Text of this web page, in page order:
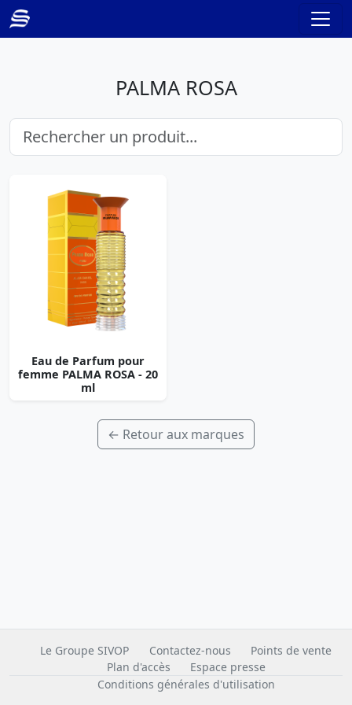
PALMA ROSA
Eau de Parfum pour
femme PALMA ROSA - 20
ml
← Retour aux marques
Le Groupe SIVOP Contactez-nous
Points de vente
Plan d'accès
Espace presse
Conditions générales d'utilisation